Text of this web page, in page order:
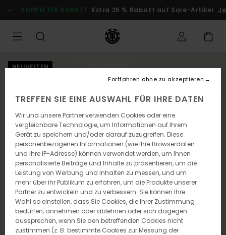
zur
Produktinformation
DOPPELTER RABATT Extra 25 % Rabatt auf Sale-Artikel
NEUHEITEN
TREFFEN SIE EINE AUSWAHL FÜR IHRE DATEN
Wir und unsere Partner verwenden Cookies oder eine
vergleichbare Technologie, um Informationen auf Ihrem
Gerät zu speichern und/oder darauf zuzugreifen. Diese
personenbezogenen Informationen (wie Ihre Browserdaten
und Ihre IP-Adresse) können verwendet werden, um Ihnen
personalisierte Beiträge und Inhalte zu präsentieren, um die
Leistung von Werbung und Inhalten zu messen, und um
mehr über ihr Publikum zu erfahren, um die Produkte unserer
Partner zu entwickeln und zu verbessern. Sie können Ihre
Wahl so einstellen, dass Sie Cookies, die Ihrer Zustimmung
bedürfen, annehmen oder ablehnen oder sich dagegen
aussprechen, wenn Sie den betreffenden Cookies nicht
zustimmen (z. B. bestimmte Cookies zur Messung der
Fortfahren ohne zu akzeptieren